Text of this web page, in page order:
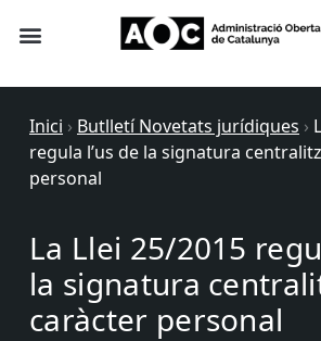
Inici › Butlletí Novetats jurídiques ›
regula l’us de la signatura
personal
La Llei 25/2015
la signatura
caràcter personal